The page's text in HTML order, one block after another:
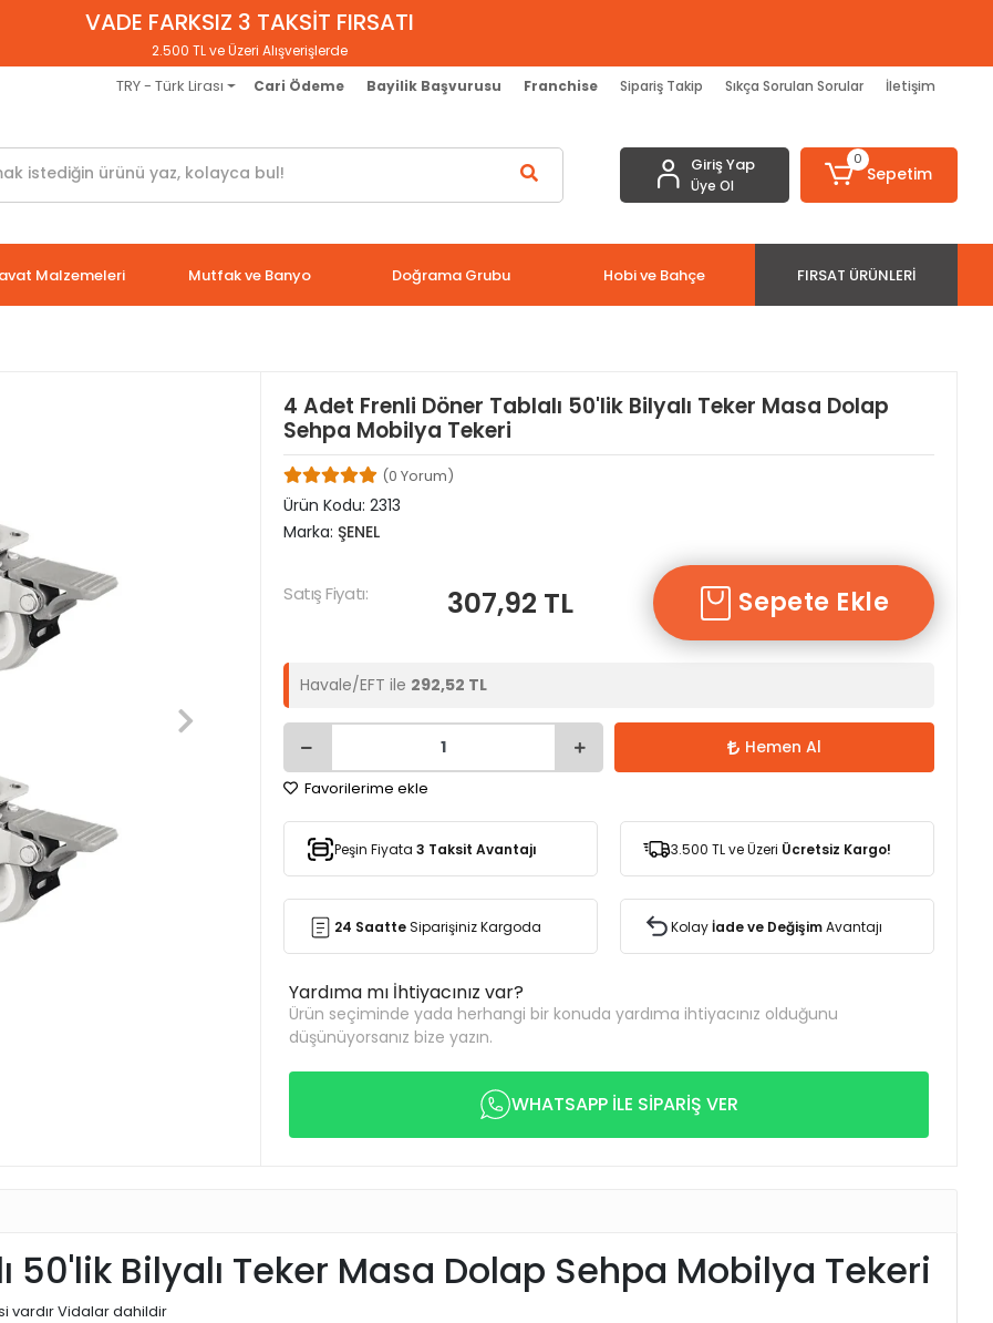
VADE FARKSIZ 3 TAKSİT FIRSATI
2.500 TL ve Üzeri Alışverişlerde
TRY - Türk Lirası Cari Ödeme Bayilik Başvurusu Franchise Sipariş Takip Sıkça Sorulan Sorular İletişim
Giriş Yap
Üye Ol
0
Sepetim
Malzemeleri Mutfak ve Banyo Doğrama Grubu Hobi ve Bahçe FIRSAT ÜRÜNLERI
4 Adet Frenli Döner Tablalı 50'lik Bilyalı Teker Masa Dolap
Sehpa Mobilya Tekeri
(0 Yorum)
Ürün Kodu: 2313
Marka: ŞENEL
Satış Fiyatı: 307,92 TL Sepete Ekle
Havale/EFT ile 292,52 TL
Hemen Al
Favorilerime ekle
Peşin Fiyata 3 Taksit Avantajı 3.500 TL ve Üzeri Ücretsiz Kargo!
24 SaatteSiparişiniz Kargoda Kolayİade ve DeğişimAvantajı
Yardıma mı İhtiyacınız var?
Ürün seçiminde yada herhangi bir konuda yardıma ihtiyacınız olduğunu
düşünüyorsanız bize yazın.
WHATSAPP İLE SİPARİŞ VER
50'lik Bilyalı Teker Masa Dolap Sehpa Mobilya Tekeri
vardır Vidalar dahildir